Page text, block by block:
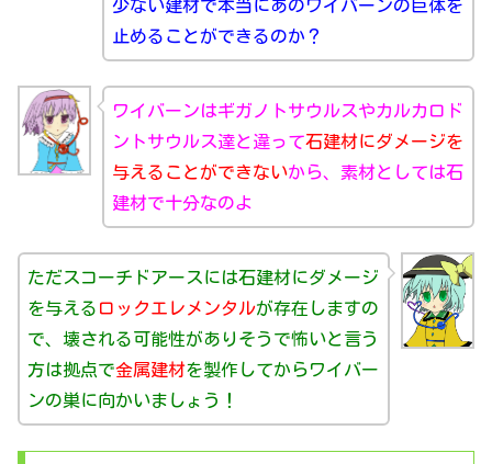
少ない建材で本当にあのワイバーンの巨体を
止めることができるのか？
ワイバーンはギガノトサウルスやカルカロド
ントサウルス達と違って石建材にダメージを
与えることができないから、素材としては石
建材で十分なのよ
ただスコーチドアースには石建材にダメージ
を与える ロックエレメンタルが存在しますの
で、壊される可能性がありそうで怖いと言う
方は拠点で金属建材を製作してからワイバー
ンの巣に向かいましょう！